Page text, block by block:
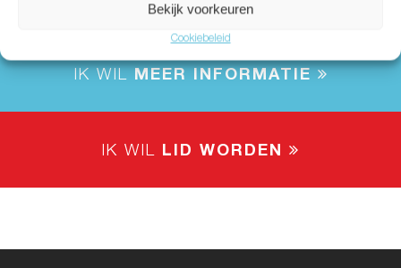
Bekijk voorkeuren
Cookiebeleid
IK WIL MEER INFORMATIE
IK WIL LID WORDEN